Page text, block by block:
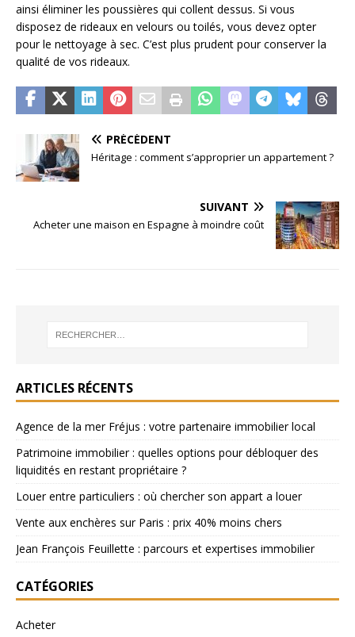
ainsi éliminer les poussières qui collent dessus. Si vous
disposez de rideaux en velours ou toilés, vous devez opter
pour le nettoyage à sec. C’est plus prudent pour conserver la
qualité de vos rideaux.
PRÉCÉDENT
Héritage : comment s’approprier un appartement ?
SUIVANT
Acheter une maison en Espagne à moindre coût
ARTICLES RÉCENTS
Agence de la mer Fréjus : votre partenaire immobilier local
Patrimoine immobilier : quelles options pour débloquer des
liquidités en restant propriétaire ?
Louer entre particuliers : où chercher son appart a louer
Vente aux enchères sur Paris : prix 40% moins chers
Jean François Feuillette : parcours et expertises immobilier
CATÉGORIES
Acheter